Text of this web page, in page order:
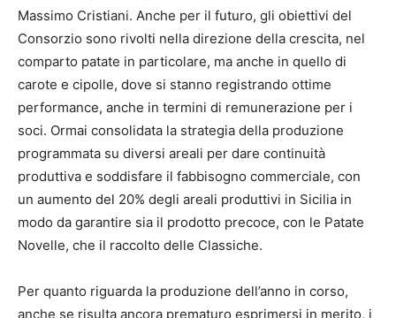
Massimo Cristiani. Anche per il futuro, gli obiettivi del
Consorzio sono rivolti nella direzione della crescita, nel
comparto patate in particolare, ma anche in quello di
carote e cipolle, dove si stanno registrando ottime
performance, anche in termini di remunerazione per i
soci. Ormai consolidata la strategia della produzione
programmata su diversi areali per dare continuità
produttiva e soddisfare il fabbisogno commerciale, con
un aumento del 20% degli areali produttivi in Sicilia in
modo da garantire sia il prodotto precoce, con le Patate
Novelle, che il raccolto delle Classiche.
Per quanto riguarda la produzione dell’anno in corso,
anche se risulta ancora prematuro esprimersi in merito, i